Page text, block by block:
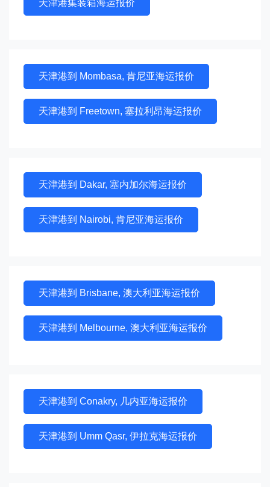
天津港集装箱海运报价
天津港到 Mombasa, 肯尼亚海运报价
天津港到 Freetown, 塞拉利昂海运报价
天津港到 Dakar, 塞内加尔海运报价
天津港到 Nairobi, 肯尼亚海运报价
天津港到 Brisbane, 澳大利亚海运报价
天津港到 Melbourne, 澳大利亚海运报价
天津港到 Conakry, 几内亚海运报价
天津港到 Umm Qasr, 伊拉克海运报价